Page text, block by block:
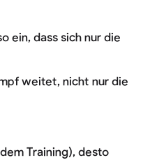
ein, dass sich nur die
weitet, nicht nur die
Training), desto